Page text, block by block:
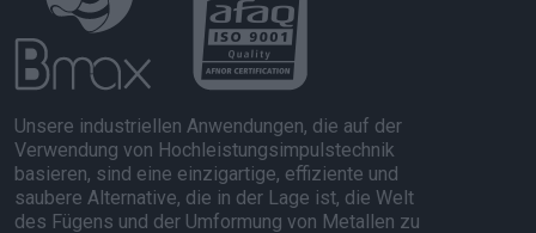
Unsere industriellen Anwendungen, die auf der
Verwendung von Hochleistungsimpulstechnik
basieren, sind eine einzigartige, effiziente und
saubere Alternative, die in der Lage ist, die Welt
des Fügens und der Umformung von Metallen zu